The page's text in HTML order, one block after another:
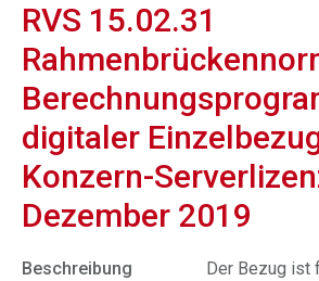
RVS 15.02.31
digitaler
Konzern-
Dezember 2019
Beschreibung
Der Bezug ist